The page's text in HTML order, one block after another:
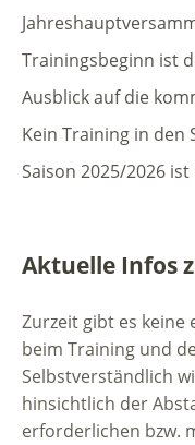
Trainingsbeginn ist
Ausblick auf die
Kein Training in den
Saison 2025/2026
Aktuelle Infos
Zurzeit gibt es keine
beim Training und
Selbstverständlich
hinsichtlich der
erforderlichen bzw.